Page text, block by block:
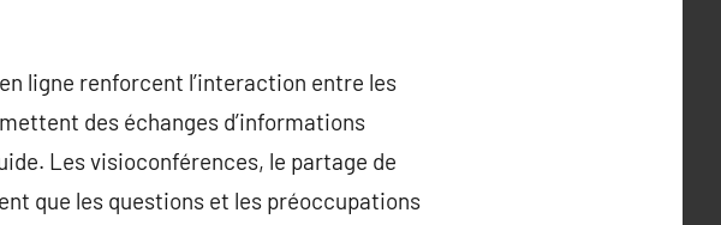
ligne renforcent l’interaction entre les
des échanges d’informations
Les visioconférences, le partage de
que les questions et les préoccupations